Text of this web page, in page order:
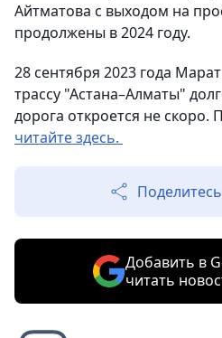
Айтматова с выходом на
продолжены в 2024 году.
28 сентября 2023 года
трассу "Астана–Алматы"
дорога откроется не скоро.
читайте здесь.
Добавить в
читать